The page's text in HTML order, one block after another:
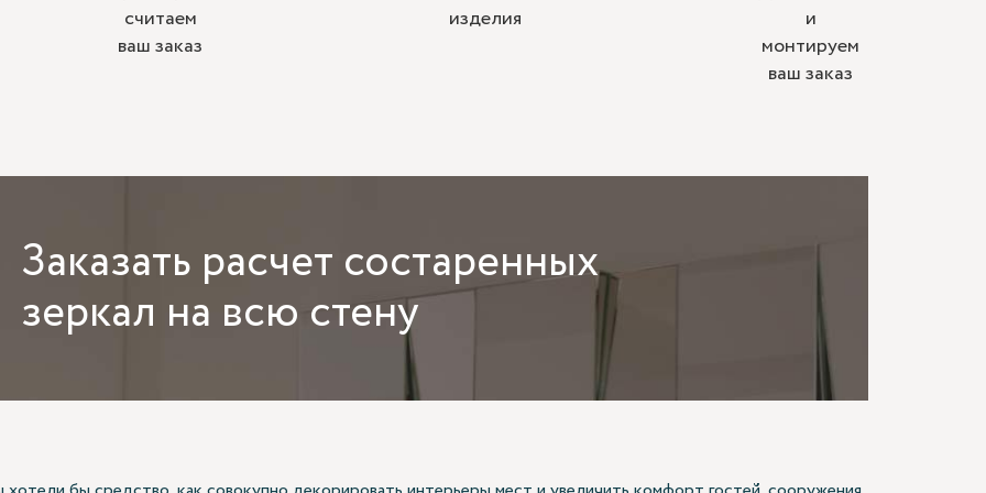
считаем
ваш заказ
изделия
и
монтируем
ваш заказ
Заказать расчет состаренных
зеркал на всю стену